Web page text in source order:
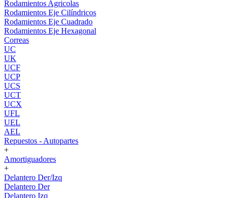
Rodamientos Agricolas
Rodamientos Eje Cilíndricos
Rodamientos Eje Cuadrado
Rodamientos Eje Hexagonal
Correas
UC
UK
UCF
UCP
UCS
UCT
UCX
UFL
UEL
AEL
Repuestos - Autopartes
+
Amortiguadores
+
Delantero Der/Izq
Delantero Der
Delantero Izq